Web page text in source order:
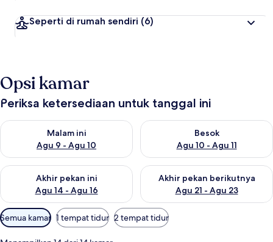
Seperti di rumah sendiri (6)
Opsi kamar
Periksa ketersediaan untuk tanggal ini
Malam ini
Agu 9 - Agu 10
Periksa ketersediaan untuk malam ini Agu 9 - Agu 10
Besok
Agu 10 - Agu 11
Periksa ketersediaan untuk
Akhir pekan ini
Agu 14 - Agu 16
Periksa ketersediaan untuk akhir pekan ini Agu 14 - Agu 16
Akhir pekan berikutnya
Agu 21 - Agu 23
Periksa ketersediaan untuk
Filter
tersedia
untuk
Semua kamar 1 tempat tidur 2 tempat tidur